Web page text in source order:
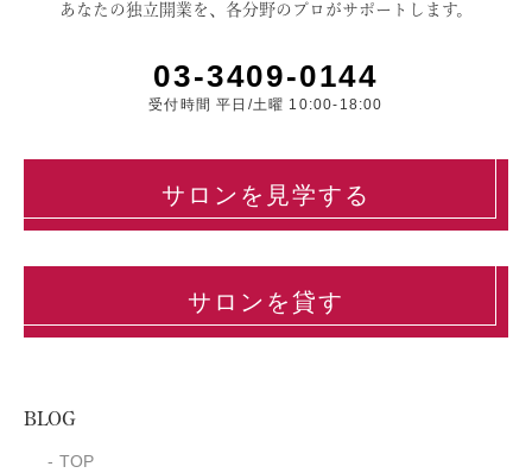
あなたの独立開業を、各分野のプロがサポートします。
03-3409-0144
受付時間 平日/土曜 10:00-18:00
サロンを見学する
サロンを貸す
BLOG
TOP